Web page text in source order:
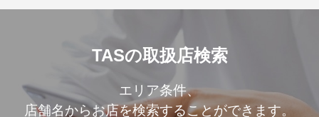
TASの取扱店検索
エリア条件、
店舗名からお店を検索することができます。